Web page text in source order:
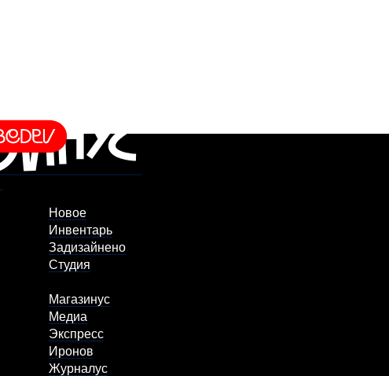
Новое
Инвентарь
Задизайнено
Студия
Магазинус
Медиа
Экспресс
Иронов
Журналус